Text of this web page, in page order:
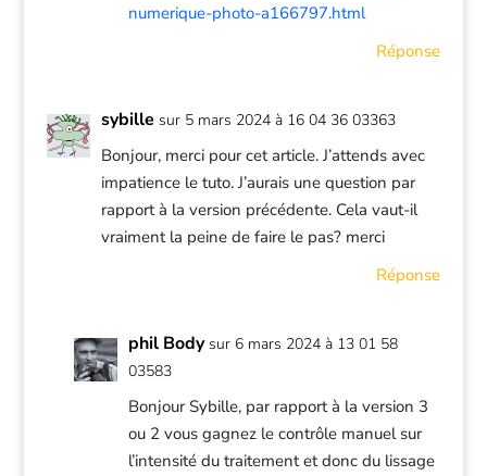
numerique-photo-a166797.html
Réponse
sybille sur 5 mars 2024 à 16 04 36 03363
Bonjour, merci pour cet article. J’attends avec
impatience le tuto. J’aurais une question par
rapport à la version précédente. Cela vaut-il
vraiment la peine de faire le pas? merci
Réponse
phil Body sur 6 mars 2024 à 13 01 58
03583
Bonjour Sybille, par rapport à la version 3
ou 2 vous gagnez le contrôle manuel sur
l’intensité du traitement et donc du lissage